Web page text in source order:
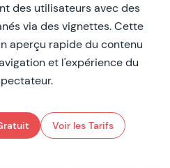
des utilisateurs avec des
via des vignettes. Cette
aperçu rapide du contenu
et l'expérience du
Voir les Tarifs